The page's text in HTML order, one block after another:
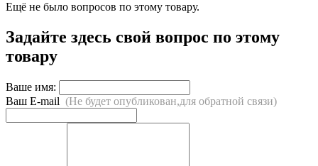
Ещё не было вопросов по этому товару.
Задайте здесь свой вопрос по этому
товару
Ваше имя:
Ваш E-mail (Не будет опубликован,для обратной связи)